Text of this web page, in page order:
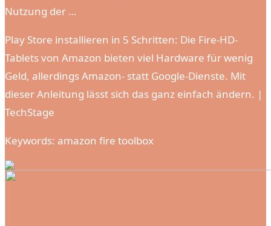
Nutzung der …
Play Store installieren in 5 Schritten: Die Fire-HD-
Tablets von Amazon bieten viel Hardware für wenig
Geld, allerdings Amazon- statt Google-Dienste. Mit
dieser Anleitung lässt sich das ganz einfach ändern. |
TechStage
Keywords: amazon fire toolbox